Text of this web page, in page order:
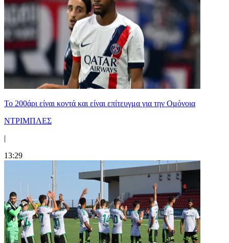
Το 200άρι είναι κοντά και είναι επίτευγμα για την Ομόνοια
ΝΤΡΙΜΠΛΕΣ
|
13:29